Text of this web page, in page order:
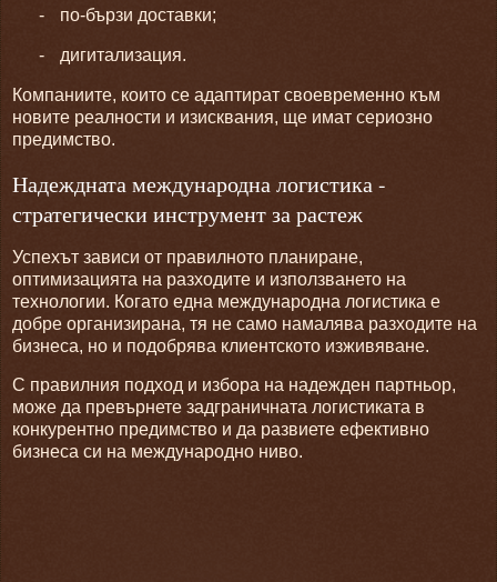
- по-бързи доставки;
- дигитализация.
Компаниите, които се адаптират своевременно към
новите реалности и изисквания, ще имат сериозно
предимство.
Надеждната международна логистика -
стратегически инструмент за растеж
Успехът зависи от правилното планиране,
оптимизацията на разходите и използването на
технологии. Когато една международна логистика е
добре организирана, тя не само намалява разходите на
бизнеса, но и подобрява клиентското изживяване.
С правилния подход и избора на надежден партньор,
може да превърнете задграничната логистиката в
конкурентно предимство и да развиете ефективно
бизнеса си на международно ниво.